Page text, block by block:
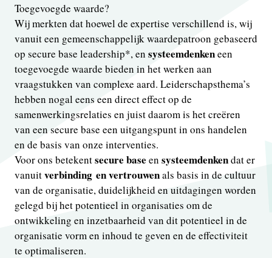
Toegevoegde waarde?
Wij merkten dat hoewel de expertise verschillend is, wij
vanuit een gemeenschappelijk waardepatroon gebaseerd
op secure base leadership*, en systeemdenkeneen
toegevoegde waarde bieden in het werken aan
vraagstukken van complexe aard. Leiderschapsthema’s
hebben nogal eens een direct effect op de
samenwerkingsrelaties en juist daarom is het creëren
van een secure base een uitgangspunt in ons handelen
en de basis van onze interventies.
Voor ons betekentsecure base en systeemdenkendat er
vanuitverbinding en vertrouwenals basis in de cultuur
van de organisatie, duidelijkheid en uitdagingen worden
gelegd bij het potentieel in organisaties om de
ontwikkeling en inzetbaarheid van dit potentieel in de
organisatie vorm en inhoud te geven en de effectiviteit
te optimaliseren.